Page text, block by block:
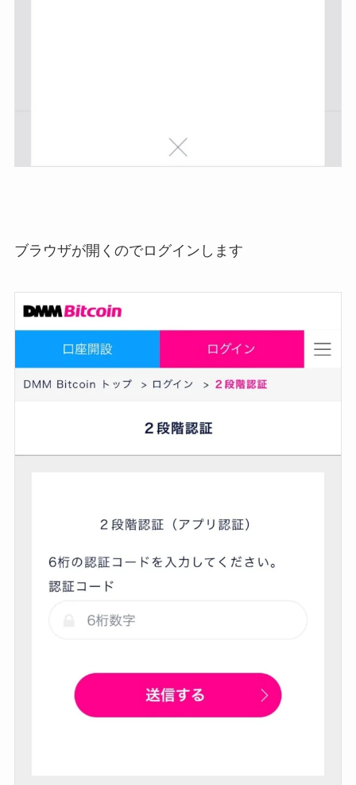
ブラウザが開くのでログインします